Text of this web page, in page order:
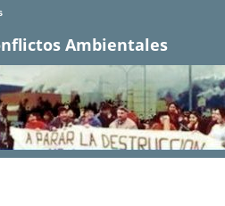
Ambientales